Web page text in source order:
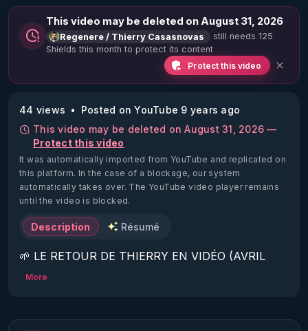
This video may be deleted on August 31, 2026
Regenere / Thierry Casasnovas
still needs 125
Shields this month to protect its content
Protect this video
44 views
Posted on YouTube 9 years ago
This video may be deleted on August 31, 2026 —
Protect this video
It was automatically imported from YouTube and replicated on
this platform. In the case of a blockage, our system
automatically takes over. The YouTube video player remains
until the video is blocked.
Description Résumé
🌱 LE RETOUR DE THIERRY EN VIDÉO (AVRIL
2022)!
https://www.rgnr.fr/presentation.html
More